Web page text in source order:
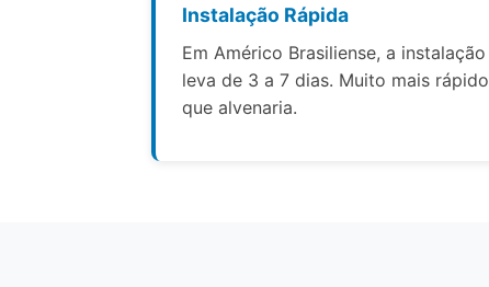
Instalação Rápida
Em Américo Brasiliense, a instalação
leva de 3 a 7 dias. Muito mais rápido
que alvenaria.